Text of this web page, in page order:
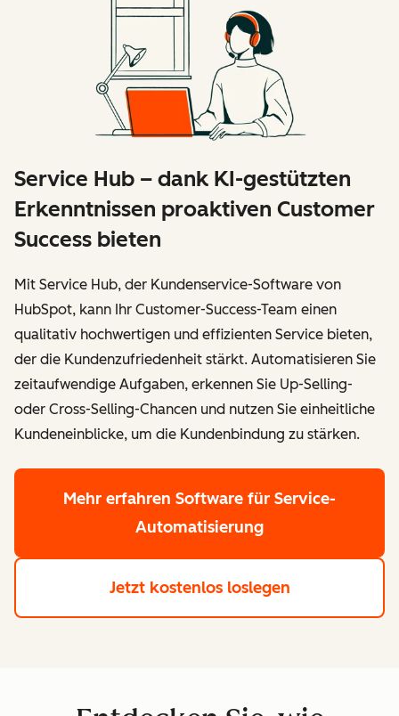
Service Hub – dank KI-gestützten
Erkenntnissen proaktiven Customer
Success bieten
Mit Service Hub, der Kundenservice-Software von
HubSpot, kann Ihr Customer-Success-Team einen
qualitativ hochwertigen und effizienten Service bieten,
der die Kundenzufriedenheit stärkt. Automatisieren Sie
zeitaufwendige Aufgaben, erkennen Sie Up-Selling-
oder Cross-Selling-Chancen und nutzen Sie einheitliche
Kundeneinblicke, um die Kundenbindung zu stärken.
Mehr erfahren Software für Service-
Automatisierung
Jetzt kostenlos loslegen